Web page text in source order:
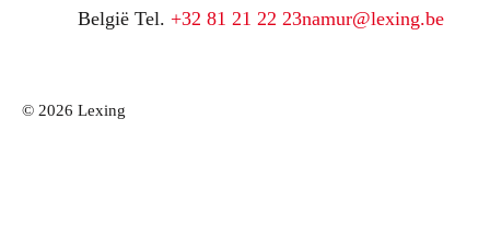
België Tel. +32 81 21 22 23namur@lexing.be
© 2026 Lexing